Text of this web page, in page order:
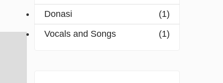
Donasi
(1)
Vocals and Songs
(1)